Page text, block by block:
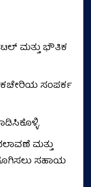
ಮತ್ತು ಭೌತಿಕ
ಸಂಪರ್ಕ
ಮತ್ತು
ಸಹಾಯ